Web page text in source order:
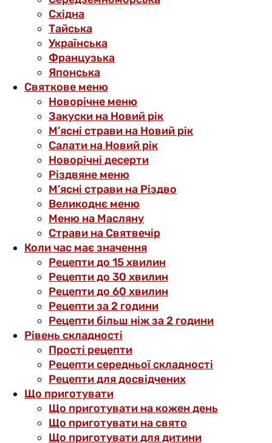
Східна
Тайська
Українська
Французька
Японська
Святкове меню
Новорічне меню
Закуски на Новий рік
М’ясні страви на Новий рік
Салати на Новий рік
Новорічні десерти
Різдвяне меню
М’ясні страви на Різдво
Великоднє меню
Меню на Масляну
Страви на Святвечір
Коли час має значення
Рецепти до 15 хвилин
Рецепти до 30 хвилин
Рецепти до 60 хвилин
Рецепти за 2 години
Рецепти більш ніж за 2 години
Рівень складності
Прості рецепти
Рецепти середньої складності
Рецепти для досвідчених
Що приготувати
Що приготувати на кожен день
Що приготувати на свято
Що приготувати для дитини